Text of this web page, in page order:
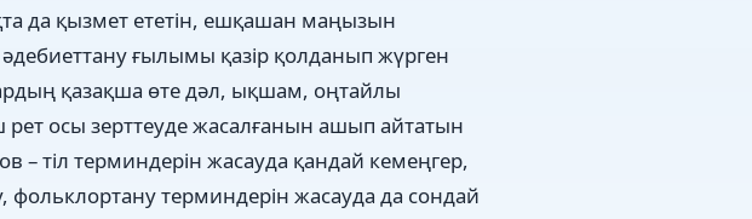
да қызмет ететін, ешқашан маңызын
ғылымы қазір қолданып жүрген
қазақша өте дәл, ықшам, оңтайлы
осы зерттеуде жасалғанын ашып айтатын
– тіл терминдерін жасауда қандай кемеңгер,
терминдерін жасауда да сондай